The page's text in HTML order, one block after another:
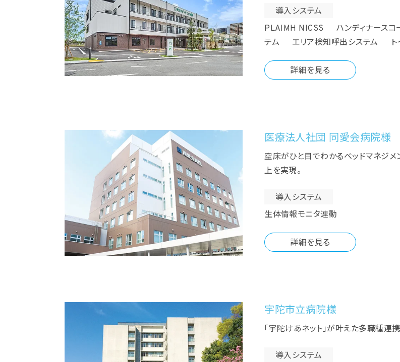
導入システム
PLAIMH NICSS ハンディナースコー
テム エリア検知呼出システム ト
詳細を見る
医療法人社団 同愛会病院様
空床がひと目でわかるベッドマネジ
上を実現。
導入システム
生体情報モニタ連動
詳細を見る
宇陀市立病院様
「宇陀けあネット」が叶えた多職種
導入システム